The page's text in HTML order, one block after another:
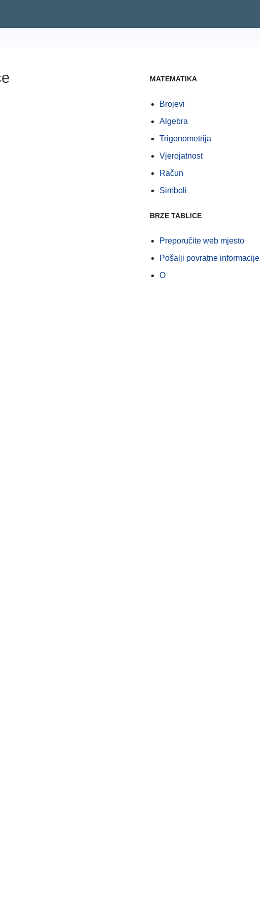
MATEMATIKA
Brojevi
Algebra
Trigonometrija
Vjerojatnost
Račun
Simboli
BRZE TABLICE
Preporučite web mjesto
Pošalji povratne informacije
O